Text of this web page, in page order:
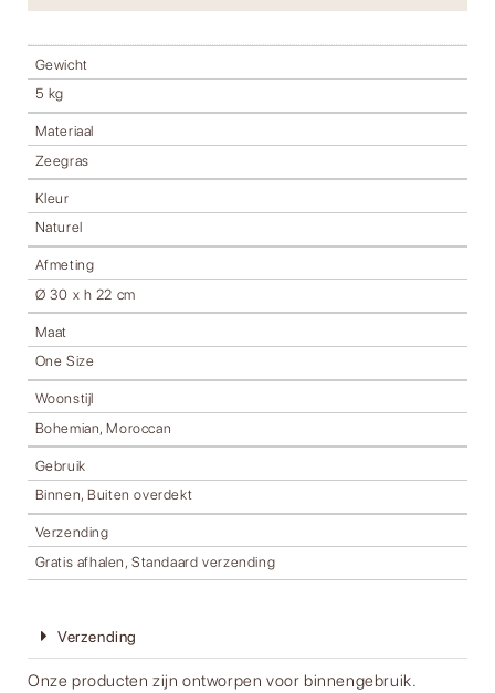
Gewicht
5 kg
Materiaal
Zeegras
Kleur
Naturel
Afmeting
Ø 30 x h 22 cm
Maat
One Size
Woonstijl
Bohemian, Moroccan
Gebruik
Binnen, Buiten overdekt
Verzending
Gratis afhalen, Standaard verzending
Verzending
Onze producten zijn ontworpen voor binnengebruik.